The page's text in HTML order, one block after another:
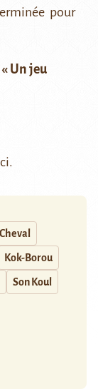
pour
Un jeu
.
Cheval
Kok-Borou
Son Koul